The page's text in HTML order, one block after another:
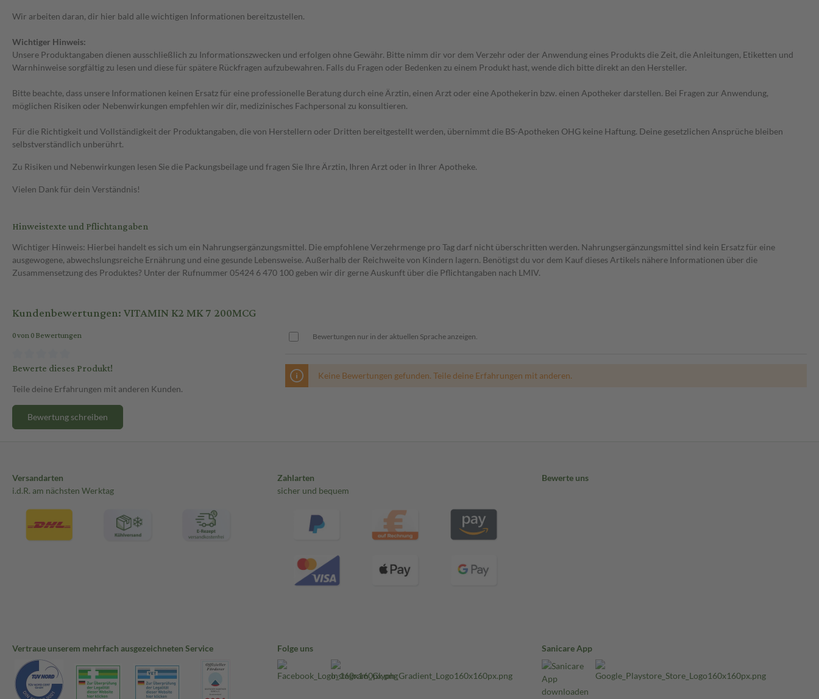
Wir arbeiten daran, dir hier bald alle wichtigen Informationen bereitzustellen.
Wichtiger Hinweis:
Unsere Produktangaben dienen ausschließlich zu Informationszwecken und erfolgen ohne Gewähr. Bitte nimm dir vor dem Verzehr oder der Anwendung eines Produkts die Zeit, die Anleitungen, Etiketten und
Warnhinweise sorgfältig zu lesen und diese für spätere Rückfragen aufzubewahren. Falls du Fragen oder Bedenken zu einem Produkt hast, wende dich bitte direkt an den Hersteller.
Bitte beachte, dass unsere Informationen keinen Ersatz für eine professionelle Beratung durch eine Ärztin, einen Arzt oder eine Apothekerin bzw. einen Apotheker darstellen. Bei Fragen zur Anwendung,
möglichen Risiken oder Nebenwirkungen empfehlen wir dir, medizinisches Fachpersonal zu konsultieren.
Für die Richtigkeit und Vollständigkeit der Produktangaben, die von Herstellern oder Dritten bereitgestellt werden, übernimmt die BS-Apotheken OHG keine Haftung. Deine gesetzlichen Ansprüche bleiben
selbstverständlich unberührt.
Zu Risiken und Nebenwirkungen lesen Sie die Packungsbeilage und fragen Sie Ihre Ärztin, Ihren Arzt oder in Ihrer Apotheke.
Vielen Dank für dein Verständnis!
Hinweistexte und Pflichtangaben
Wichtiger Hinweis: Hierbei handelt es sich um ein Nahrungsergänzungsmittel. Die empfohlene Verzehrmenge pro Tag darf nicht überschritten werden. Nahrungsergänzungsmittel sind kein Ersatz für eine
ausgewogene, abwechslungsreiche Ernährung und eine gesunde Lebensweise. Außerhalb der Reichweite von Kindern lagern. Benötigst du vor dem Kauf dieses Artikels nähere Informationen über die
Zusammensetzung des Produktes? Unter der Rufnummer 05424 6 470 100 geben wir dir gerne Auskunft über die Pflichtangaben nach LMIV.
Kundenbewertungen: VITAMIN K2 MK 7 200MCG
0 von 0 Bewertungen
Bewerte dieses Produkt!
Teile deine Erfahrungen mit anderen Kunden.
Bewertung schreiben
Bewertungen nur in der aktuellen Sprache anzeigen.
Keine Bewertungen gefunden. Teile deine Erfahrungen mit anderen.
Versandarten
i.d.R. am nächsten Werktag
Zahlarten
sicher und bequem
Bewerte uns
Vertraue unserem mehrfach ausgezeichneten Service Folge uns Sanicare App